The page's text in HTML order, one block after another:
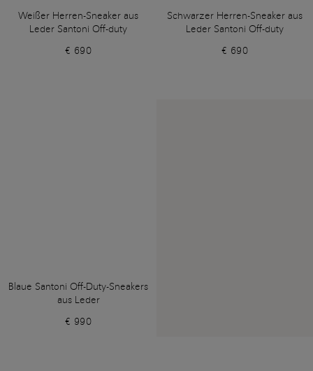
Weißer Herren-Sneaker aus
Leder Santoni Off-duty
€ 690
Schwarzer Herren-Sneaker aus
Leder Santoni Off-duty
€ 690
Blaue Santoni Off-Duty-Sneakers
aus Leder
€ 990